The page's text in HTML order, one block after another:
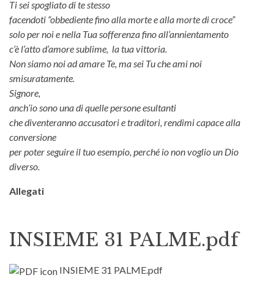
Ti sei spogliato di te stesso
facendoti “obbediente fino alla morte e alla morte di croce”
solo per noi e nella Tua sofferenza fino all’annientamento
c’è l’atto d’amore sublime, la tua vittoria.
Non siamo noi ad amare Te, ma sei Tu che ami noi
smisuratamente.
Signore,
anch’io sono una di quelle persone esultanti
che diventeranno accusatori e traditori, rendimi capace alla
conversione
per poter seguire il tuo esempio, perché io non voglio un Dio
diverso.
Allegati
INSIEME 31 PALME.pdf
INSIEME 31 PALME.pdf